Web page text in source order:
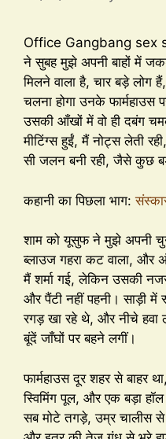
Office Gangbang sex
ने सुबह मुझे अपनी बाहों में
मिलने वाला है, चार बड़े लोग
चलना होगा उनके
उसकी आँखों में वो ही दबंग
मीटिंग्स हुईं, मैं नोट्स लेती
सी जलन बनी रही, जैसे कुछ
कहानी का पिछला भाग:
शाम को यूसुफ ने मुझे अपनी
ब्लाउज गहरा कट वाला, और
मैं शर्मा गई, लेकिन उसकी
और पैंटी नहीं पहनी। साड़ी
रगड़ खा रहे थे, और नीचे हवा
बूंदें जाँघों पर बहने लगीं।
फार्महाउस दूर शहर से बाहर
स्विमिंग पूल, और एक बड़ा
सब मोटे तगड़े, उम्र चालीस से